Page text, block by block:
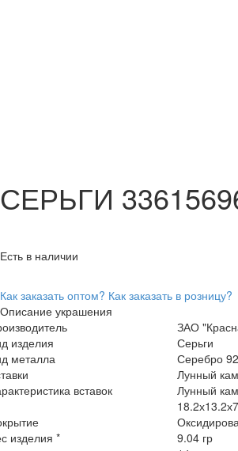
СЕРЬГИ
Есть в наличии
Как заказать оптом? Как заказать в розницу?
Описание украшения
ЗАО
изделия
Серьги
металла
Серебро
Лунный
вставок
Лунный
изделия *
9.04 гр